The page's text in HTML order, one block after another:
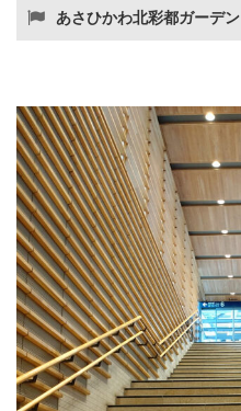
あさひかわ北彩都ガーデン